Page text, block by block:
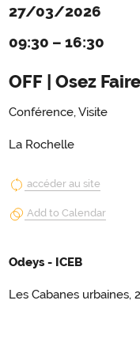
27/03/2026
09:30 – 16:30
OFF | Osez
Conférence, Visite
La Rochelle
accéder au site
Add to Calendar
Odeys - ICEB
Les Cabanes urbaines,